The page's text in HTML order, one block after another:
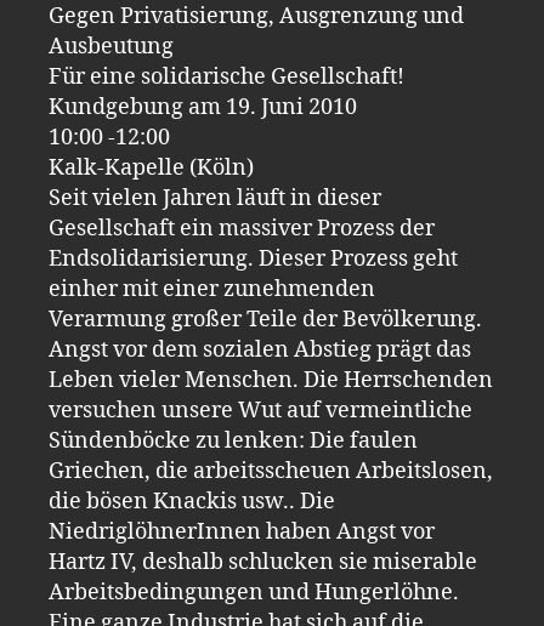
Gegen Privatisierung, Ausgrenzung und
Ausbeutung
Für eine solidarische Gesellschaft!
Kundgebung am 19. Juni 2010
10:00 -12:00
Kalk-Kapelle (Köln)
Seit vielen Jahren läuft in dieser
Gesellschaft ein massiver Prozess der
Endsolidarisierung. Dieser Prozess geht
einher mit einer zunehmenden
Verarmung großer Teile der Bevölkerung.
Angst vor dem sozialen Abstieg prägt das
Leben vieler Menschen. Die Herrschenden
versuchen unsere Wut auf vermeintliche
Sündenböcke zu lenken: Die faulen
Griechen, die arbeitsscheuen Arbeitslosen,
die bösen Knackis usw.. Die
NiedriglöhnerInnen haben Angst vor
Hartz IV, deshalb schlucken sie miserable
Arbeitsbedingungen und Hungerlöhne.